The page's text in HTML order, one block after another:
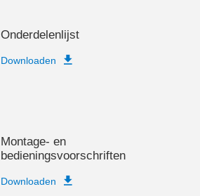
Onderdelenlijst
Downloaden
Montage- en
bedieningsvoorschriften
Downloaden